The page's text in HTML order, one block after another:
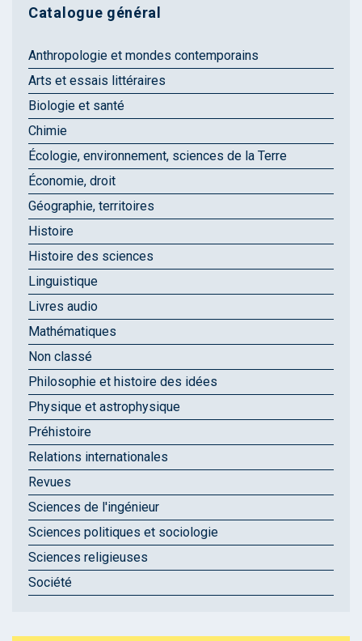
Catalogue général
Anthropologie et mondes contemporains
Arts et essais littéraires
Biologie et santé
Chimie
Écologie, environnement, sciences de la Terre
Économie, droit
Géographie, territoires
Histoire
Histoire des sciences
Linguistique
Livres audio
Mathématiques
Non classé
Philosophie et histoire des idées
Physique et astrophysique
Préhistoire
Relations internationales
Revues
Sciences de l'ingénieur
Sciences politiques et sociologie
Sciences religieuses
Société